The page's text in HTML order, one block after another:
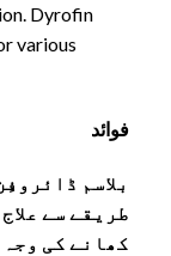
Dyrofin
various
فوائد
بلاسم
طریقے سے
کھانے کی